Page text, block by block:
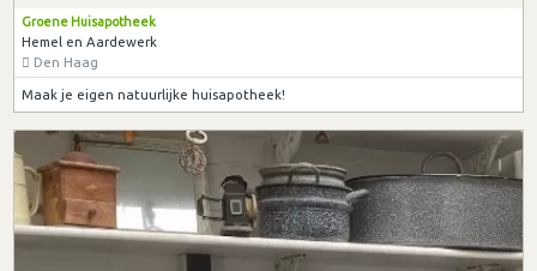
Groene Huisapotheek
Hemel en Aardewerk
Den Haag
Maak je eigen natuurlijke huisapotheek!